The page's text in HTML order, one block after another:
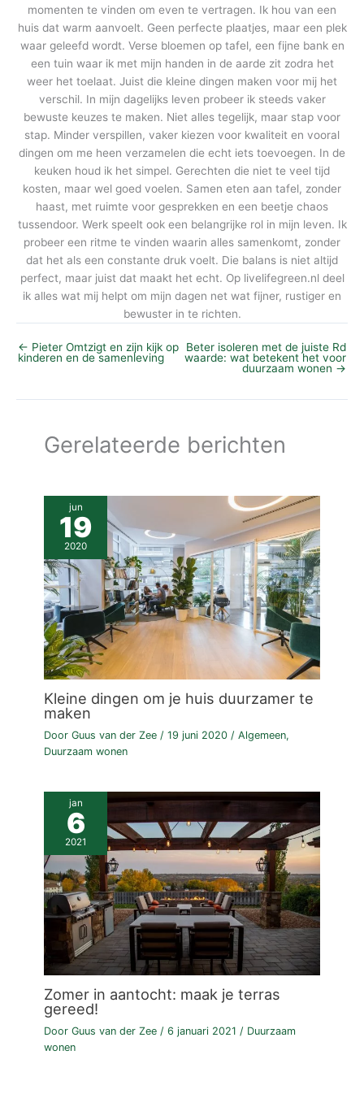
momenten te vinden om even te vertragen. Ik hou van een
huis dat warm aanvoelt. Geen perfecte plaatjes, maar een plek
waar geleefd wordt. Verse bloemen op tafel, een fijne bank en
een tuin waar ik met mijn handen in de aarde zit zodra het
weer het toelaat. Juist die kleine dingen maken voor mij het
verschil. In mijn dagelijks leven probeer ik steeds vaker
bewuste keuzes te maken. Niet alles tegelijk, maar stap voor
stap. Minder verspillen, vaker kiezen voor kwaliteit en vooral
dingen om me heen verzamelen die echt iets toevoegen. In de
keuken houd ik het simpel. Gerechten die niet te veel tijd
kosten, maar wel goed voelen. Samen eten aan tafel, zonder
haast, met ruimte voor gesprekken en een beetje chaos
tussendoor. Werk speelt ook een belangrijke rol in mijn leven. Ik
probeer een ritme te vinden waarin alles samenkomt, zonder
dat het als een constante druk voelt. Die balans is niet altijd
perfect, maar juist dat maakt het echt. Op livelifegreen.nl deel
ik alles wat mij helpt om mijn dagen net wat fijner, rustiger en
bewuster in te richten.
← Pieter Omtzigt en zijn kijk op
kinderen en de samenleving
Beter isoleren met de juiste Rd
waarde: wat betekent het voor
duurzaam wonen →
Gerelateerde berichten
jun
19
2020
Kleine dingen om je huis duurzamer te
maken
DoorGuus van der Zee /19 juni 2020 /Algemeen,
Duurzaam wonen
jan
6
2021
Zomer in aantocht: maak je terras
gereed!
DoorGuus van der Zee /6 januari 2021 / Duurzaam
wonen